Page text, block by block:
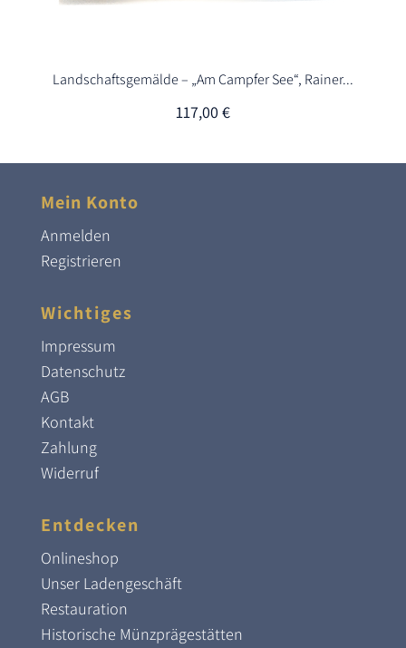
Landschaftsgemälde – „Am Campfer See“, Rainer...
117,00€
Mein Konto
Anmelden
Registrieren
Wichtiges
Impressum
Datenschutz
AGB
Kontakt
Zahlung
Widerruf
Entdecken
Onlineshop
Unser Ladengeschäft
Restauration
Historische Münzprägestätten